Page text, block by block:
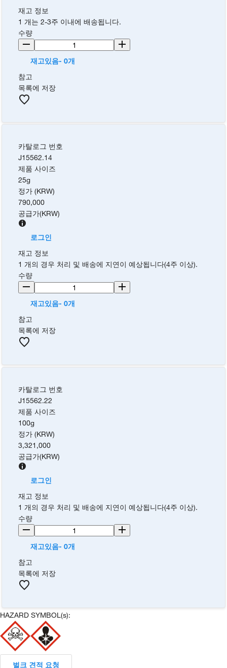
재고 정보
1 개는 2-3주 이내에 배송됩니다.
수량
재고있음- 0개
참고
목록에 저장
카탈로그 번호
J15562.14
제품 사이즈
25g
정가 (KRW)
790,000
공급가(KRW)
로그인
재고 정보
1 개의 경우 처리 및 배송에 지연이 예상됩니다(4주 이상).
수량
재고있음- 0개
참고
목록에 저장
카탈로그 번호
J15562.22
제품 사이즈
100g
정가 (KRW)
3,321,000
공급가(KRW)
로그인
재고 정보
1 개의 경우 처리 및 배송에 지연이 예상됩니다(4주 이상).
수량
재고있음- 0개
참고
목록에 저장
HAZARD SYMBOL(s):
벌크 견적 요청